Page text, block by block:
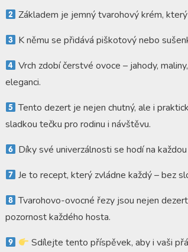
Základem je jemný tvarohový krém,
K němu se přidává piškotový nebo
Vrch zdobí čerstvé ovoce – jahody,
eleganci.
Tento dezert je nejen chutný, ale i
sladkou tečku pro rodinu i návštěvu.
Díky své univerzálnosti se hodí na
Je to recept, který zvládne každý – bez
Tvarohovo-ovocné řezy jsou nejen
pozornost každého hosta.
Sdílejte tento příspěvek, aby i vaši